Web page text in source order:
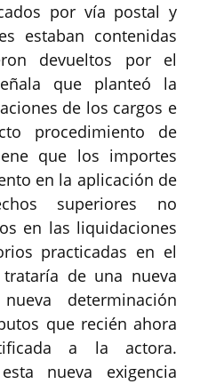
por vía postal y
estaban contenidas
devueltos por el
que planteó la
de los cargos e
procedimiento de
que los importes
en la aplicación de
superiores no
en las liquidaciones
practicadas en el
de una nueva
determinación
que recién ahora
a la actora.
nueva exigencia